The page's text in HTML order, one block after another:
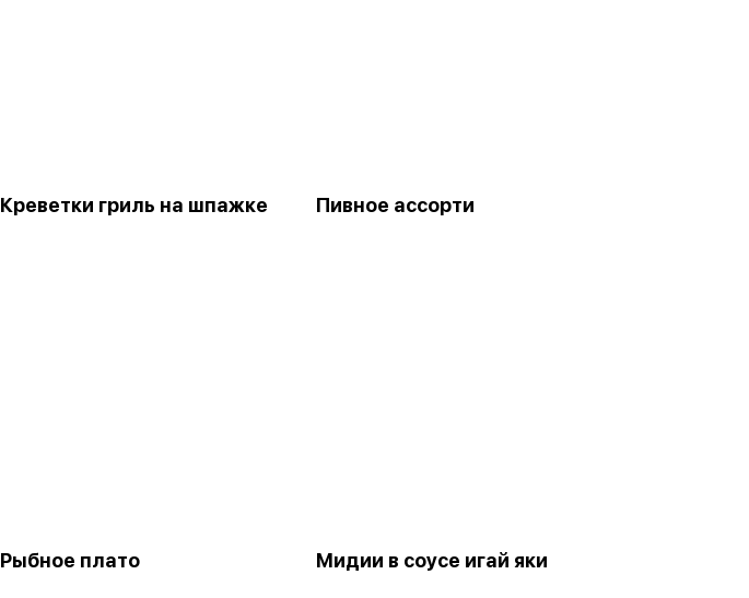
Креветки гриль на шпажке Пивное ассорти
Рыбное плато Мидии в соусе игай яки